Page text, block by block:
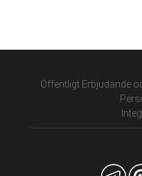
Offentligt Erbjudande